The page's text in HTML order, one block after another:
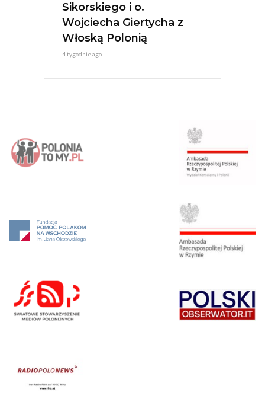
Sikorskiego i o.
Wojciecha Giertycha z
Włoską Polonią
4 tygodnie ago